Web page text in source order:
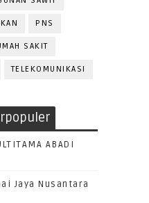
PNS
SAKIT
TELEKOMUNIKASI
ABADI
Jaya Nusantara